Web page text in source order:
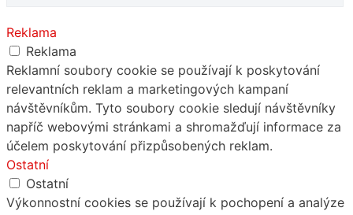
Reklama
Reklama
Reklamní soubory cookie se používají k poskytování
relevantních reklam a marketingových kampaní
návštěvníkům. Tyto soubory cookie sledují návštěvníky
napříč webovými stránkami a shromažďují informace za
účelem poskytování přizpůsobených reklam.
Ostatní
Ostatní
Výkonnostní cookies se používají k pochopení a analýze